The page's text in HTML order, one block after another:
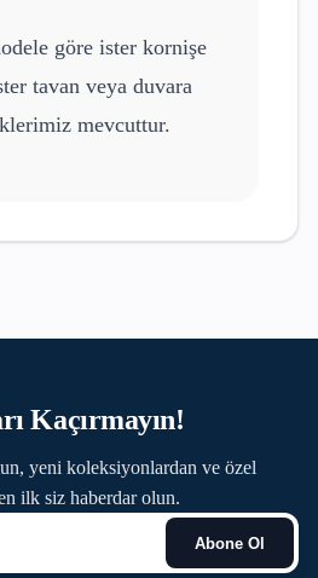
göre ister kornişe
tavan veya duvara
mevcuttur.
Kaçırmayın!
yeni koleksiyonlardan ve özel
ilk siz haberdar olun.
Abone Ol